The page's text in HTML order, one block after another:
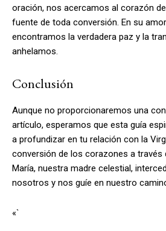
oración, nos acercamos al corazón
fuente de toda conversión. En su
encontramos la verdadera paz y la
anhelamos.
Conclusión
Aunque no proporcionaremos una
artículo, esperamos que esta guía
a profundizar en tu relación con la
conversión de los corazones a través
María, nuestra madre celestial,
nosotros y nos guíe en nuestro
«`